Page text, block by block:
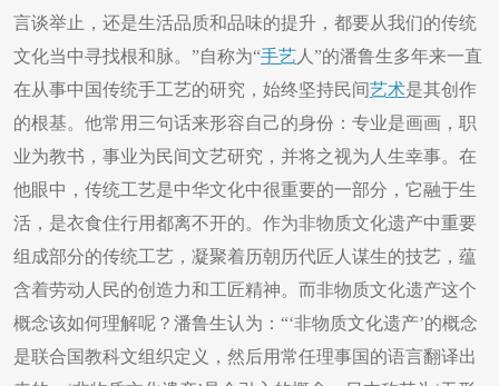
言谈举止，还是生活品质和品味的提升，都要从我们的传统
文化当中寻找根和脉。”自称为“手艺 人”的潘鲁生多年来一直
在从事中国传统手工艺的研究，始终坚持民间艺术是其创作
的根基。他常用三句话来形容自己的身份：专业是画画，职
业为教书，事业为民间文艺研究，并将之视为人生幸事。在
他眼中，传统工艺是中华文化中很重要的一部分，它融于生
活，是衣食住行用都离不开的。作为非物质文化遗产中重要
组成部分的传统工艺，凝聚着历朝历代匠人谋生的技艺，蕴
含着劳动人民的创造力和工匠精神。而非物质文化遗产这个
概念该如何理解呢？潘鲁生认为：“‘非物质文化遗产’的概念
是联合国教科文组织定义，然后用常任理事国的语言翻译出